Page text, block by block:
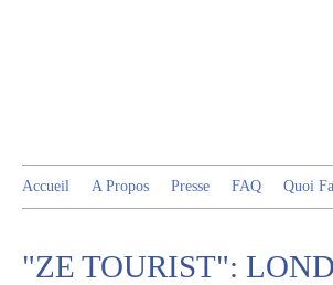
Accueil A Propos Presse FAQ Quoi
"ZE TOURIST":